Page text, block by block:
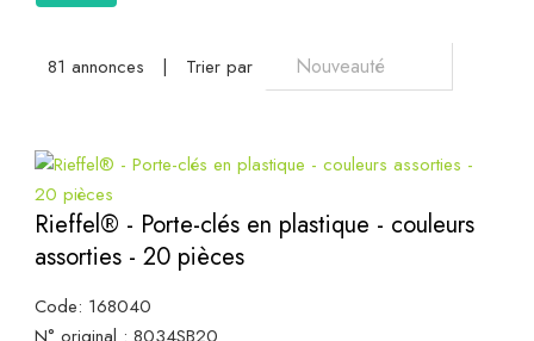
81 annonces | Trier par
Rieffel® - Porte-clés en plastique - couleurs
assorties - 20 pièces
Code: 168040